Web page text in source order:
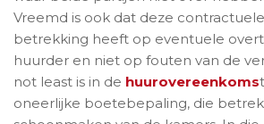
Vreemd is ook dat deze
betrekking heeft op eventuele
huurder en niet op fouten van de
not least is in de huurovereenkoms
oneerlijke boetebepaling, die